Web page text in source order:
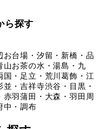
ら探す
お台場・汐留・新橋・品
山お茶の水・湯島・九
国・足立・荒川葛飾・江
並・吉祥寺渋谷・目黒・
赤羽蒲田・大森・羽田周
中・調布